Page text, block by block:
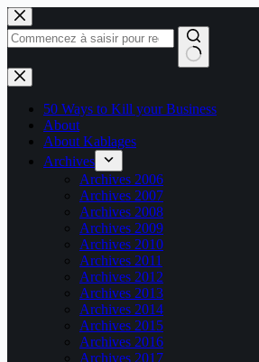
Passer
au
contenu
Aucun
résultat
50 Ways to Kill your Business
About
About Kablages
Archives
Archives 2006
Archives 2007
Archives 2008
Archives 2009
Archives 2010
Archives 2011
Archives 2012
Archives 2013
Archives 2014
Archives 2015
Archives 2016
Archives 2017